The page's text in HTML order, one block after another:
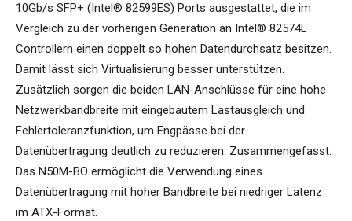
10Gb/s SFP+ (Intel® 82599ES) Ports ausgestattet, die im
Vergleich zu der vorherigen Generation an Intel® 82574L
Controllern einen doppelt so hohen Datendurchsatz besitzen.
Damit lässt sich Virtualisierung besser unterstützen.
Zusätzlich sorgen die beiden LAN-Anschlüsse für eine hohe
Netzwerkbandbreite mit eingebautem Lastausgleich und
Fehlertoleranzfunktion, um Engpässe bei der
Datenübertragung deutlich zu reduzieren. Zusammengefasst:
Das N50M-BO ermöglicht die Verwendung eines
Datenübertragung mit hoher Bandbreite bei niedriger Latenz
im ATX-Format.